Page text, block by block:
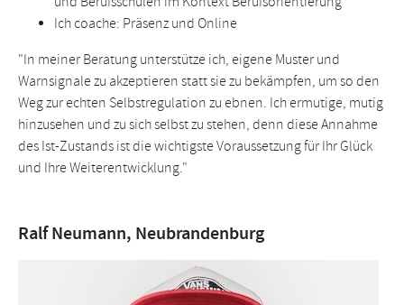
Ich coache: Präsenz und Online
"In meiner Beratung unterstütze ich, eigene Muster und
Warnsignale zu akzeptieren statt sie zu bekämpfen, um so den
Weg zur echten Selbstregulation zu ebnen. Ich ermutige, mutig
hinzusehen und zu sich selbst zu stehen, denn diese Annahme
des Ist-Zustands ist die wichtigste Voraussetzung für Ihr Glück
und Ihre Weiterentwicklung."
Ralf Neumann, Neubrandenburg